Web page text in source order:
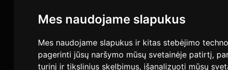
Mes naudojame slapukus
Mes naudojame slapukus ir kitas stebėjimo
pagerinti jūsų naršymo mūsų svetainėje patirtį,
turinį ir tikslinius skelbimus, išanalizuoti mūsų